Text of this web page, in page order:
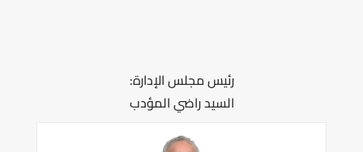
رئيس مجلس الإدارة:
السيد راضي المؤدب